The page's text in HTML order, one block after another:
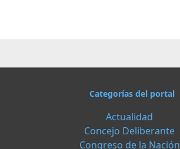
Categorías del portal
Actualidad
Concejo Deliberante
Congreso de la Nación